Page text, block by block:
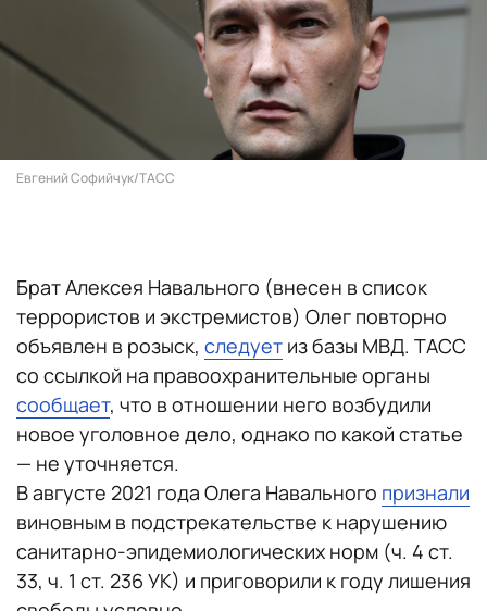
Евгений Софийчук/ТАСС
Брат Алексея Навального (внесен в список
террористов и экстремистов) Олег повторно
объявлен в розыск, следует из базы МВД. ТАСС
со ссылкой на правоохранительные органы
сообщает, что в отношении него возбудили
новое уголовное дело, однако по какой статье
— не уточняется.
В августе 2021 года Олега Навального признали
виновным в подстрекательстве к нарушению
санитарно-эпидемиологических норм (ч. 4 ст.
33, ч. 1 ст. 236 УК) и приговорили к году лишения